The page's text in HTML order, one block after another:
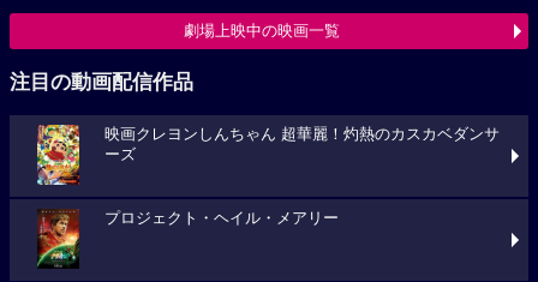
劇場上映中の映画一覧
注目の動画配信作品
映画クレヨンしんちゃん 超華麗！灼熱のカスカベダンサ
ーズ
プロジェクト・ヘイル・メアリー